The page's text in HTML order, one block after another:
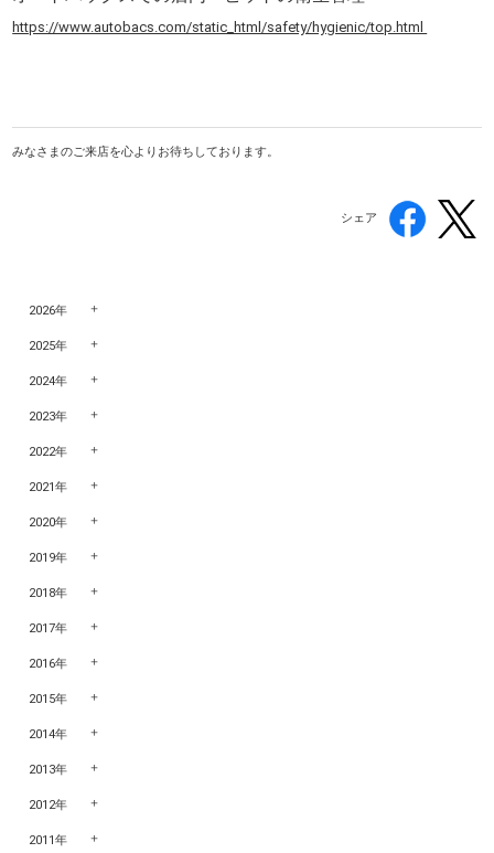
https://www.autobacs.com/static_html/safety/hygienic/top.html
みなさまのご来店を心よりお待ちしております。
シェア
2026年
2025年
2024年
2023年
2022年
2021年
2020年
2019年
2018年
2017年
2016年
2015年
2014年
2013年
2012年
2011年